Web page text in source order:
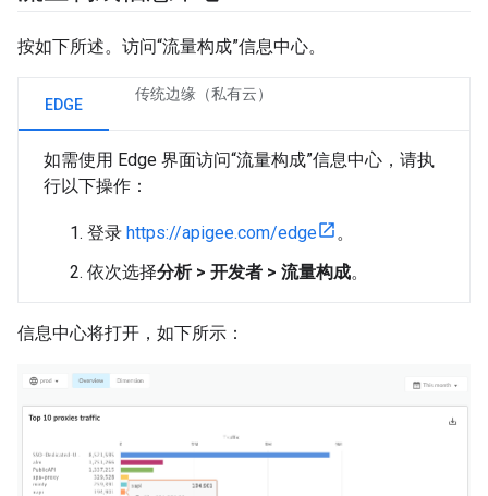
按如下所述。访问“流量构成”信息中心。
EDGE
传统边缘（私有云）
如需使用 Edge 界面访问“流量构成”信息中心，请执
行以下操作：
登录 https://apigee.com/edge
。
依次选择分析 > 开发者 > 流量构成。
信息中心将打开，如下所示：